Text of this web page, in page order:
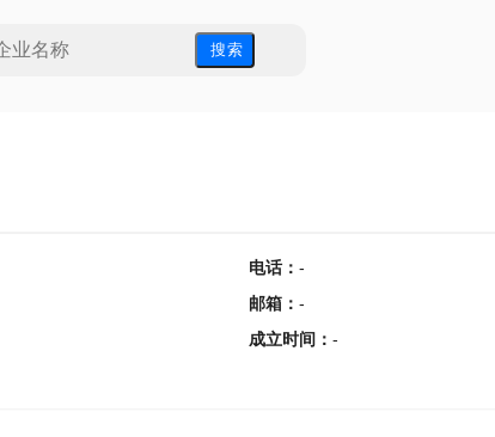
搜 索
电话： -
邮箱 ： -
成立时间 ： -